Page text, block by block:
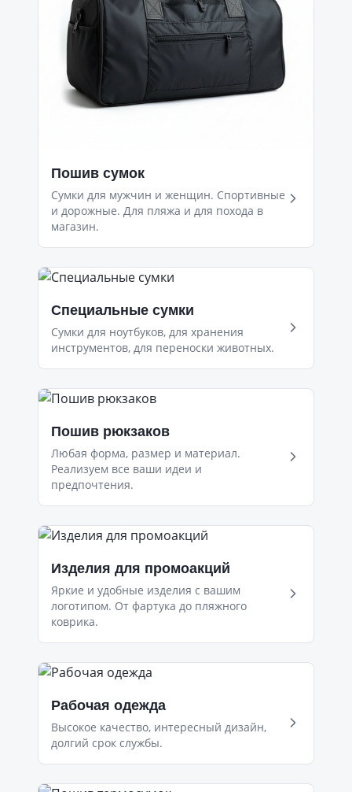
Пошив сумок
Сумки для мужчин и женщин. Спортивные
и дорожные. Для пляжа и для похода в
магазин.
Специальные сумки
Сумки для ноутбуков, для хранения
инструментов, для переноски животных.
Пошив рюкзаков
Любая форма, размер и материал.
Реализуем все ваши идеи и
предпочтения.
Изделия для промоакций
Яркие и удобные изделия с вашим
логотипом. От фартука до пляжного
коврика.
Рабочая одежда
Высокое качество, интересный дизайн,
долгий срок службы.